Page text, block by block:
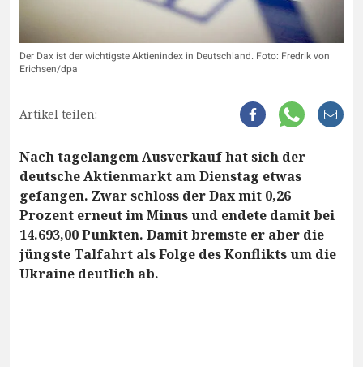
Der Dax ist der wichtigste Aktienindex in Deutschland. Foto: Fredrik von
Erichsen/dpa
Artikel teilen:
Nach tagelangem Ausverkauf hat sich der
deutsche Aktienmarkt am Dienstag etwas
gefangen. Zwar schloss der Dax mit 0,26
Prozent erneut im Minus und endete damit bei
14.693,00 Punkten. Damit bremste er aber die
jüngste Talfahrt als Folge des Konflikts um die
Ukraine deutlich ab.